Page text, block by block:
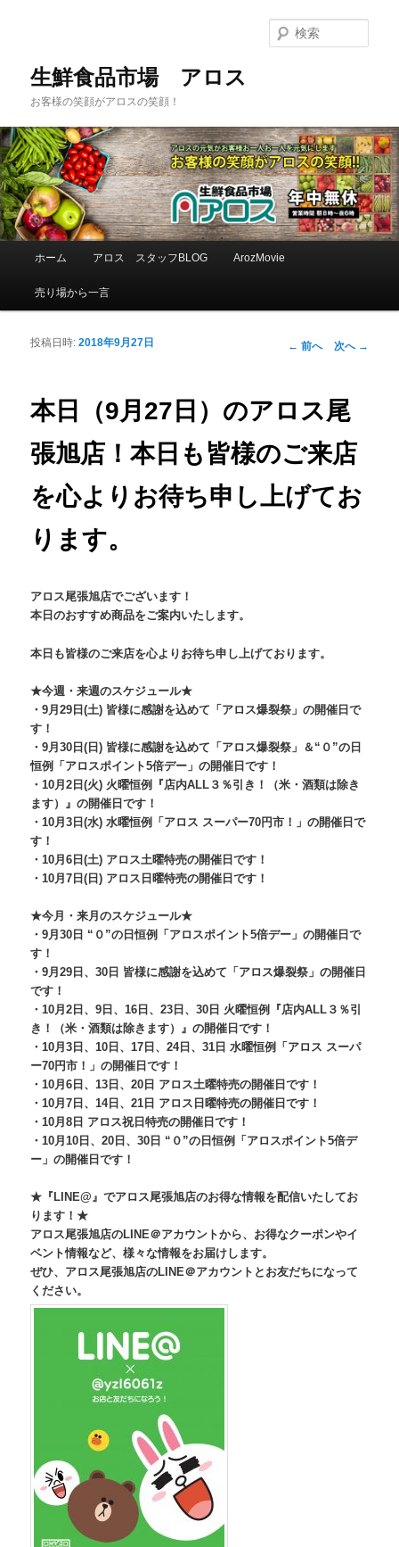
生鮮食品市場 アロス
お客様の笑顔がアロスの笑顔！
索
メインコンテンツへ移動
サブコンテンツへ移動
ホーム アロス スタッフBLOG ArozMovie
売り場から一言
投稿ナビゲーシ
← 前へ 次へ →
本日（9月27日）のアロス尾
張旭店！本日も皆様のご来店
を心よりお待ち申し上げてお
ります。
投稿日時:2018年9月27日
アロス尾張旭店でございます！
本日のおすすめ商品をご案内いたします。
本日も皆様のご来店を心よりお待ち申し上げております。
★今週・来週のスケジュール★
・9月29日(土) 皆様に感謝を込めて「アロス爆裂祭」の開催日で
す！
・9月30日(日) 皆様に感謝を込めて「アロス爆裂祭」＆“０”の日
恒例「アロスポイント5倍デー」の開催日です！
・10月2日(火) 火曜恒例『店内ALL３％引き！（米・酒類は除き
ます）』の開催日です！
・10月3日(水) 水曜恒例「アロス スーパー70円市！」の開催日で
す！
・10月6日(土) アロス土曜特売の開催日です！
・10月7日(日) アロス日曜特売の開催日です！
★今月・来月のスケジュール★
・9月30日 “０”の日恒例「アロスポイント5倍デー」の開催日で
す！
・9月29日、30日 皆様に感謝を込めて「アロス爆裂祭」の開催日
です！
・10月2日、9日、16日、23日、30日 火曜恒例『店内ALL３％引
き！（米・酒類は除きます）』の開催日です！
・10月3日、10日、17日、24日、31日 水曜恒例「アロス スーパ
ー70円市！」の開催日です！
・10月6日、13日、20日 アロス土曜特売の開催日です！
・10月7日、14日、21日 アロス日曜特売の開催日です！
・10月8日 アロス祝日特売の開催日です！
・10月10日、20日、30日 “０”の日恒例「アロスポイント5倍デ
ー」の開催日です！
★『LINE@』でアロス尾張旭店のお得な情報を配信いたしてお
ります！★
アロス尾張旭店のLINE＠アカウントから、 お得なクーポンやイ
ベント情報など、様々な情報をお届けします。
ぜひ、アロス尾張旭店のLINE＠アカウントとお友だちになって
ください。